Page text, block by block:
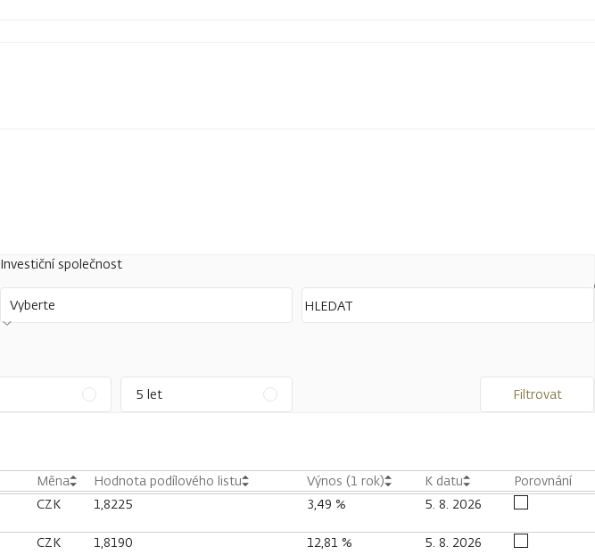
Investiční společnost
Vyberte
5 let Filtrovat
Měna Hodnota podílového listu Výnos (1 rok) K datu Porovnání
CZK 1,8225 3,49 % 5. 8. 2026
CZK 1,8190 12,81 % 5. 8. 2026